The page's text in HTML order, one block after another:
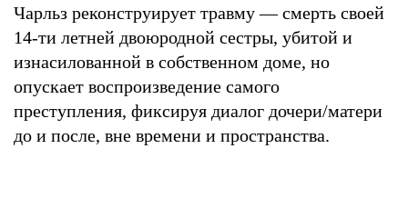
Чарльз реконструирует травму — смерть своей
14-ти летней двоюродной сестры, убитой и
изнасилованной в собственном доме, но
опускает воспроизведение самого
преступления, фиксируя диалог дочери/матери
до и после, вне времени и пространства.